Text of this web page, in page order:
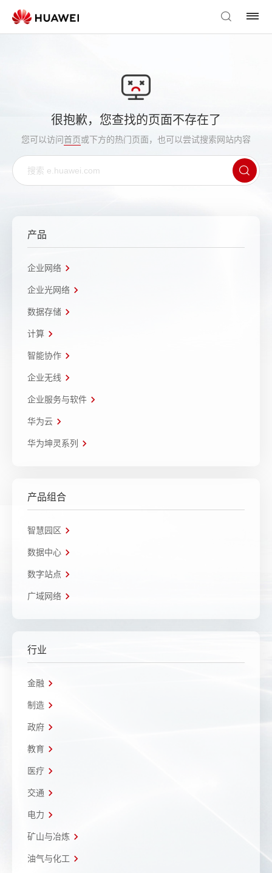
很抱歉，您查找的页面不存在了
您可以访问首页或下方的热门页面，也可以尝试搜索网站内容
产品
企业网络
企业光网络
数据存储
计算
智能协作
企业无线
企业服务与软件
华为云
华为坤灵系列
产品组合
智慧园区
数据中心
数字站点
广域网络
行业
金融
制造
政府
教育
医疗
交通
电力
矿山与冶炼
油气与化工